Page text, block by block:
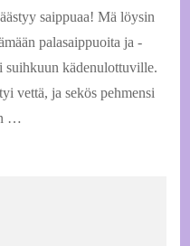
saippuaa! Mä löysin
palasaippuoita ja -
suihkuun kädenulottuville.
vettä, ja sekös pehmensi
…